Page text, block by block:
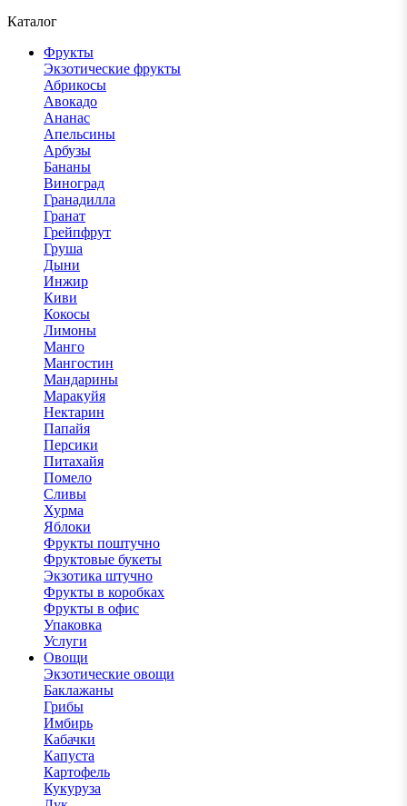
Каталог
Фрукты
Экзотические фрукты
Абрикосы
Авокадо
Ананас
Апельсины
Арбузы
Бананы
Виноград
Гранадилла
Гранат
Грейпфрут
Груша
Дыни
Инжир
Киви
Кокосы
Лимоны
Манго
Мангостин
Мандарины
Маракуйя
Нектарин
Папайя
Персики
Питахайя
Помело
Сливы
Хурма
Яблоки
Фрукты поштучно
Фруктовые букеты
Экзотика штучно
Фрукты в коробках
Фрукты в офис
Упаковка
Услуги
Овощи
Экзотические овощи
Баклажаны
Грибы
Имбирь
Кабачки
Капуста
Картофель
Кукуруза